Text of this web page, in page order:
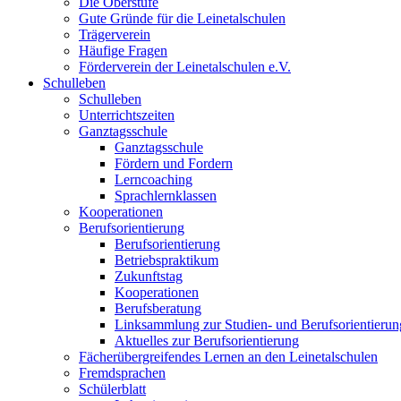
Gute Gründe für die Leinetalschulen
Trägerverein
Häufige Fragen
Förderverein der Leinetalschulen e.V.
Schulleben
Schulleben
Unterrichtszeiten
Ganztagsschule
Ganztagsschule
Fördern und Fordern
Lerncoaching
Sprachlernklassen
Kooperationen
Berufsorientierung
Berufsorientierung
Betriebspraktikum
Zukunftstag
Kooperationen
Berufsberatung
Linksammlung zur Studien- und
Aktuelles zur Berufsorientierung
Fächerübergreifendes Lernen an den Leinetalschulen
Fremdsprachen
Schülerblatt